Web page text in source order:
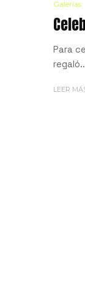
Galerías
Para
LEER